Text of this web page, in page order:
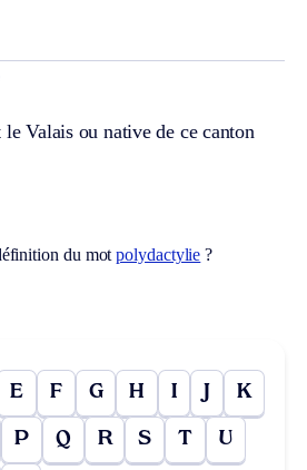
le Valais ou native de ce canton
du motpolydactylie ?
E F G H I J K
P Q R S T U